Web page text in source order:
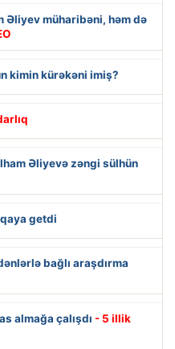
Əliyev müharibəni, həm də
kimin kürəkəni imiş?
Əliyevə zəngi sülhün
getdi
bağlı araşdırma
almağa çalışdı - 5 illik